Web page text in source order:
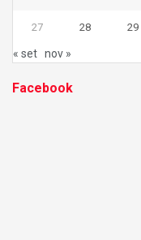
27 28 29
« set nov »
Facebook